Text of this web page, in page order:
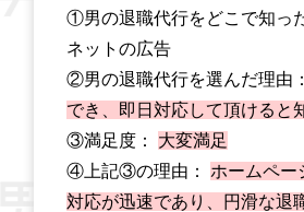
①男の退職代行をどこで知っ
ネットの広告
②男の退職代行を選んだ理由
でき、即日対応して頂けると
③満足度： 大変満足
④上記③の理由： ホームペー
対応が迅速であり、円滑な退